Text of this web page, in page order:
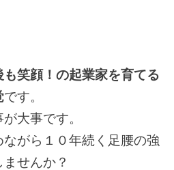
笑顔！の起業家を育てる
です。
大事です。
がら１０年続く足腰の強
せんか？